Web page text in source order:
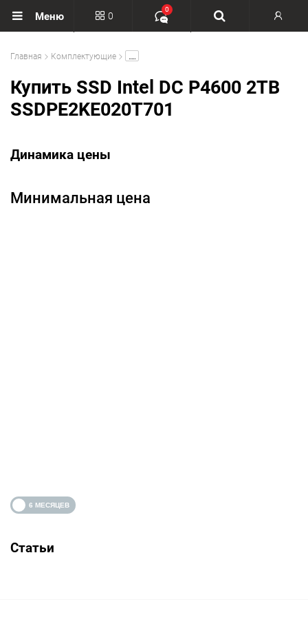
Меню 0
0
Главная Комплектующие
Купить SSD Intel DC P4600 2TB
SSDPE2KE020T701
Динамика цены
Минимальная цена
Статьи